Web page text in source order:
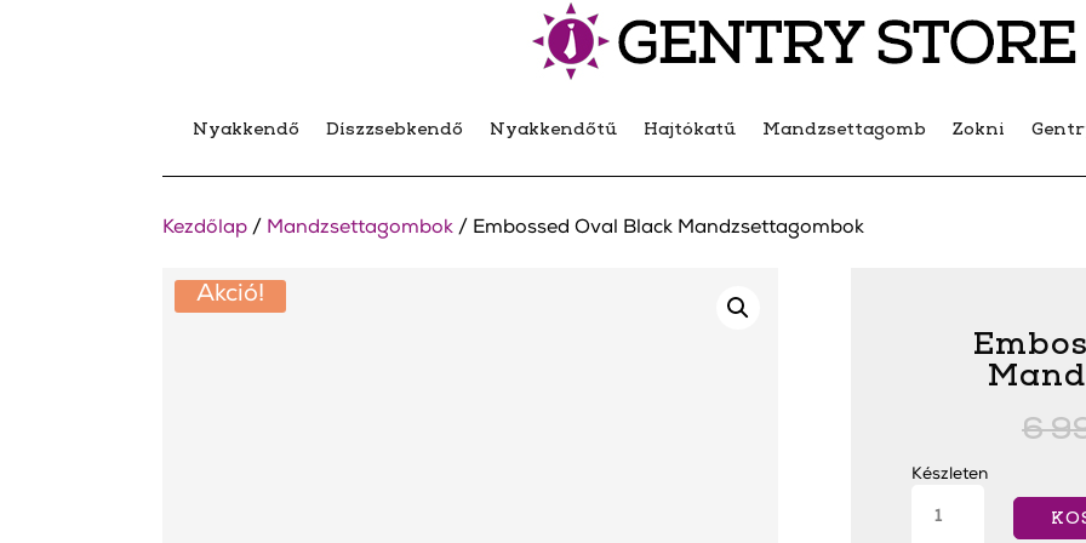
Nyakkendő Díszzsebkendő Nyakkendőtű Hajtókatű Mandzsettagomb Zokni
Kezdőlap / Mandzsettagombok / Embossed Oval Black Mandzsettagombok
Akció!
6
Készleten
Oval